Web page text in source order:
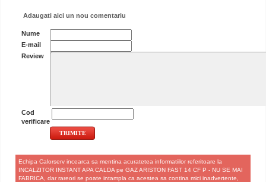
Adaugati aici un nou comentariu
Nume
E-mail
Review
Cod
verificare
Echipa Calorserv incearca sa mentina acuratetea informatiilor referitoare la
INCALZITOR INSTANT APA CALDA pe GAZ ARISTON FAST 14 CF P - NU SE MAI
FABRICA, dar rareori se poate intampla ca acestea sa contina mici inadvertente,